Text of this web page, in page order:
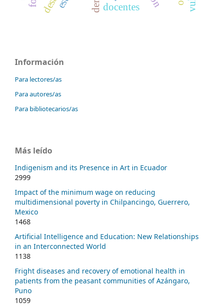
docentes
Información
Para lectores/as
Para autores/as
Para bibliotecarios/as
Más leído
Indigenism and its Presence in Art in Ecuador
2999
Impact of the minimum wage on reducing
multidimensional poverty in Chilpancingo, Guerrero,
Mexico
1468
Artificial Intelligence and Education: New Relationships
in an Interconnected World
1138
Fright diseases and recovery of emotional health in
patients from the peasant communities of Azángaro,
Puno
1059